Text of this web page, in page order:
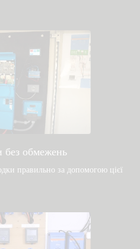
питання про
спільноти
завантаження та
без обмежень
правильно за допомогою цієї